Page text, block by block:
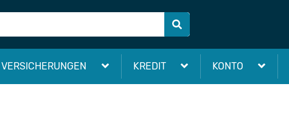
VERSICHERUNGEN KREDIT KONTO